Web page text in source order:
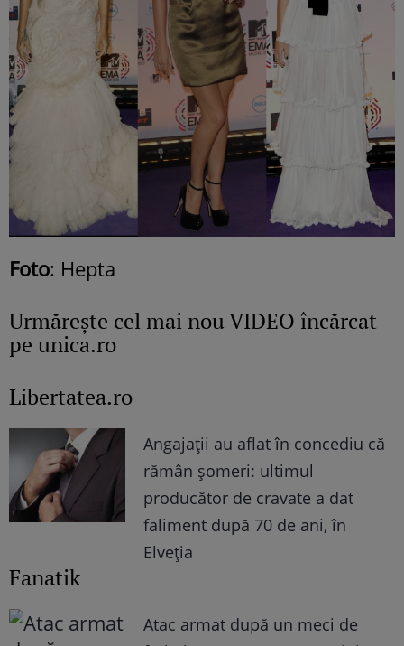
Foto: Hepta
Urmăreşte cel mai nou VIDEO încărcat
pe unica.ro
Libertatea.ro
Angajații au aflat în concediu că
rămân șomeri: ultimul
producător de cravate a dat
faliment după 70 de ani, în
Elveția
Fanatik
Atac armat după un meci de